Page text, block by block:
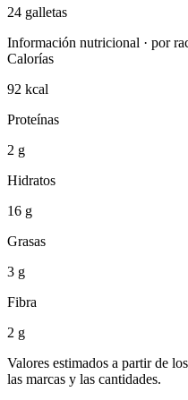
24 galletas
Información nutricional · por
Calorías
92 kcal
Proteínas
2 g
Hidratos
16 g
Grasas
3 g
Fibra
2 g
Valores estimados a partir de
las marcas y las cantidades.